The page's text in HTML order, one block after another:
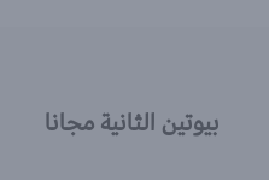
بيوتين الثانية مجانا